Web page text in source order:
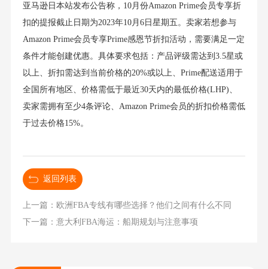
亚马逊日本站发布公告称，10月份Amazon Prime会员专享折
扣的提报截止日期为2023年10月6日星期五。卖家若想参与
Amazon Prime会员专享Prime感恩节折扣活动，需要满足一定
条件才能创建优惠。具体要求包括：产品评级需达到3.5星或
以上、折扣需达到当前价格的20%或以上、Prime配送适用于
全国所有地区、价格需低于最近30天内的最低价格(LHP)、
卖家需拥有至少4条评论、Amazon Prime会员的折扣价格需低
于过去价格15%。
返回列表
上一篇：欧洲FBA专线有哪些选择？他们之间有什么不同
下一篇：意大利FBA海运：船期规划与注意事项